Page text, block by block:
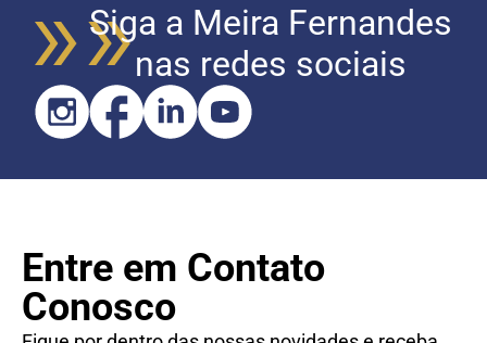
Siga a Meira Fernandes
nas redes sociais
Entre em Contato
Conosco